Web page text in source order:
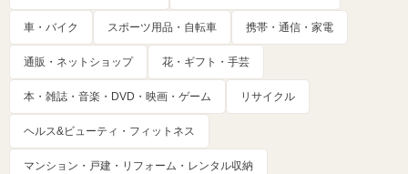
車・バイク スポーツ用品・自転車 携帯・通信・家電
通販・ネットショップ 花・ギフト・手芸
本・雑誌・音楽・DVD・映画・ゲーム リサイクル
ヘルス&ビューティ・フィットネス
マンション・戸建・リフォーム・レンタル収納